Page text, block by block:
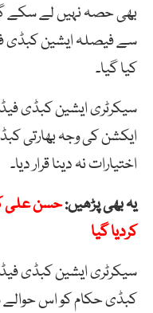
بھی حصہ نہیں لے سکے
سے فیصلہ ایشین کبڈی
کیا گیا۔
سیکرٹری ایشین کبڈی
ایکشن کی وجہ بھارتی
اختیارات نہ دینا قرار دیا۔
یہ بھی پڑھیں:حسن علی
کردیا گیا
سیکرٹری ایشین کبڈی
کبڈی حکام کو اس حوالے